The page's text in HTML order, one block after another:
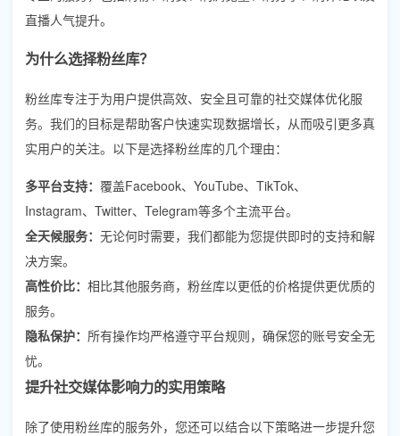
直播人气提升。
为什么选择粉丝库？
粉丝库专注于为用户提供高效、安全且可靠的社交媒体优化服
务。我们的目标是帮助客户快速实现数据增长，从而吸引更多真
实用户的关注。以下是选择粉丝库的几个理由：
多平台支持： 覆盖Facebook、YouTube、TikTok、
Instagram、Twitter、Telegram等多个主流平台。
全天候服务： 无论何时需要，我们都能为您提供即时的支持和解
决方案。
高性价比： 相比其他服务商，粉丝库以更低的价格提供更优质的
服务。
隐私保护： 所有操作均严格遵守平台规则，确保您的账号安全无
忧。
提升社交媒体影响力的实用策略
除了使用粉丝库的服务外，您还可以结合以下策略进一步提升您